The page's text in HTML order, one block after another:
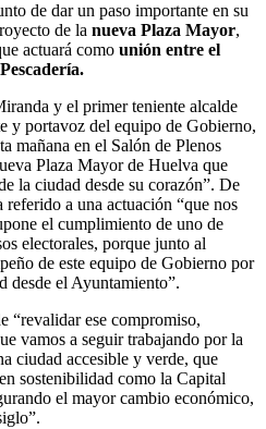
de dar un paso importante en su
de la nueva Plaza Mayor,
actuará como unión entre el
y el primer teniente alcalde
y portavoz del equipo de Gobierno,
mañana en el Salón de Plenos
Plaza Mayor de Huelva que
la ciudad desde su corazón”. De
a una actuación “que nos
el cumplimiento de uno de
electorales, porque junto al
de este equipo de Gobierno por
desde el Ayuntamiento”.
“revalidar ese compromiso,
vamos a seguir trabajando por la
ciudad accesible y verde, que
sostenibilidad como la Capital
el mayor cambio económico,